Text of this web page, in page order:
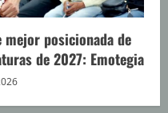
posicionada de
de 2027: Emotegia